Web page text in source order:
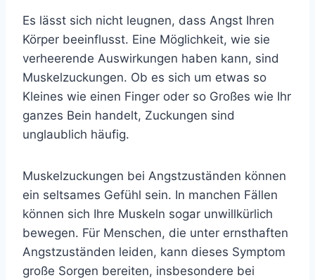
Es lässt sich nicht leugnen, dass Angst Ihren
Körper beeinflusst. Eine Möglichkeit, wie sie
verheerende Auswirkungen haben kann, sind
Muskelzuckungen. Ob es sich um etwas so
Kleines wie einen Finger oder so Großes wie Ihr
ganzes Bein handelt, Zuckungen sind
unglaublich häufig.
Muskelzuckungen bei Angstzuständen können
ein seltsames Gefühl sein. In manchen Fällen
können sich Ihre Muskeln sogar unwillkürlich
bewegen. Für Menschen, die unter ernsthaften
Angstzuständen leiden, kann dieses Symptom
große Sorgen bereiten, insbesondere bei